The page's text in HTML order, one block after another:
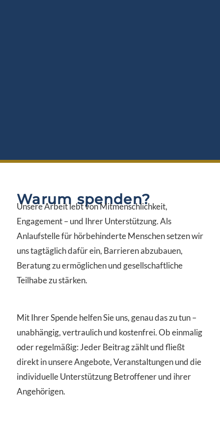
Warum spenden?
Unsere Arbeit lebt von Mitmenschlichkeit,
Engagement – und Ihrer Unterstützung. Als
Anlaufstelle für hörbehinderte Menschen setzen wir
uns tagtäglich dafür ein, Barrieren abzubauen,
Beratung zu ermöglichen und gesellschaftliche
Teilhabe zu stärken.
Mit Ihrer Spende helfen Sie uns, genau das zu tun –
unabhängig, vertraulich und kostenfrei. Ob einmalig
oder regelmäßig: Jeder Beitrag zählt und fließt
direkt in unsere Angebote, Veranstaltungen und die
individuelle Unterstützung Betroffener und ihrer
Angehörigen.